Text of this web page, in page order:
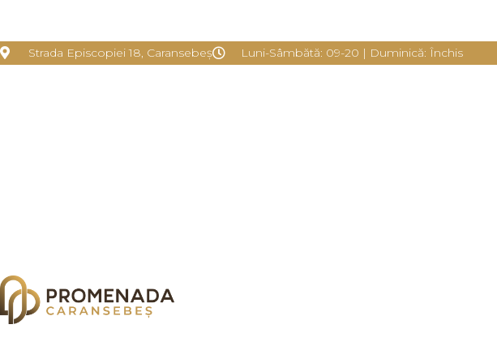
Strada Episcopiei 18, Caransebeș Luni-Sâmbătă: 09-20 | Duminică: Închis